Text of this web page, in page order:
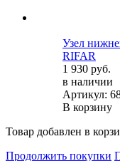
Узел
RIFAR
1 930 руб.
в наличии
Артикул:
В корзину
Товар добавлен в
Продолжить покупки